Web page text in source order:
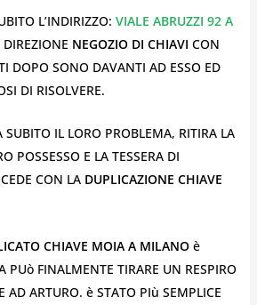
L’INDIRIZZO: VIALE ABRUZZI 92 A
NEGOZIO DI CHIAVI CON
DOPO SONO DAVANTI AD ESSO ED
DI RISOLVERE.
SUBITO IL LORO PROBLEMA, RITIRA LA
POSSESSO E LA TESSERA DI
CON LA DUPLICAZIONE CHIAVE
CHIAVE MOIA A MILANOè
PUò FINALMENTE TIRARE UN RESPIRO
AD ARTURO. è STATO PIù SEMPLICE